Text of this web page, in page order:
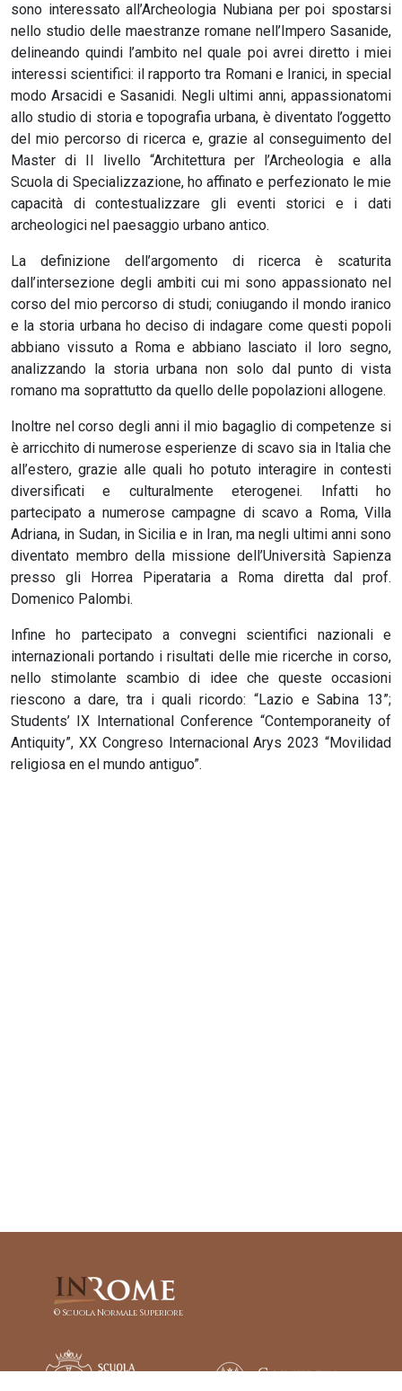
sono interessato all’Archeologia Nubiana per poi spostarsi
nello studio delle maestranze romane nell’Impero Sasanide,
delineando quindi l’ambito nel quale poi avrei diretto i miei
interessi scientifici: il rapporto tra Romani e Iranici, in special
modo Arsacidi e Sasanidi. Negli ultimi anni, appassionatomi
allo studio di storia e topografia urbana, è diventato l’oggetto
del mio percorso di ricerca e, grazie al conseguimento del
Master di II livello “Architettura per l’Archeologia e alla
Scuola di Specializzazione, ho affinato e perfezionato le mie
capacità di contestualizzare gli eventi storici e i dati
archeologici nel paesaggio urbano antico.
La definizione dell’argomento di ricerca è scaturita
dall’intersezione degli ambiti cui mi sono appassionato nel
corso del mio percorso di studi; coniugando il mondo iranico
e la storia urbana ho deciso di indagare come questi popoli
abbiano vissuto a Roma e abbiano lasciato il loro segno,
analizzando la storia urbana non solo dal punto di vista
romano ma soprattutto da quello delle popolazioni allogene.
Inoltre nel corso degli anni il mio bagaglio di competenze si
è arricchito di numerose esperienze di scavo sia in Italia che
all’estero, grazie alle quali ho potuto interagire in contesti
diversificati e culturalmente eterogenei. Infatti ho
partecipato a numerose campagne di scavo a Roma, Villa
Adriana, in Sudan, in Sicilia e in Iran, ma negli ultimi anni sono
diventato membro della missione dell’Università Sapienza
presso gli Horrea Piperataria a Roma diretta dal prof.
Domenico Palombi.
Infine ho partecipato a convegni scientifici nazionali e
internazionali portando i risultati delle mie ricerche in corso,
nello stimolante scambio di idee che queste occasioni
riescono a dare, tra i quali ricordo: “Lazio e Sabina 13”;
Students’ IX International Conference “Contemporaneity of
Antiquity”, XX Congreso Internacional Arys 2023 “Movilidad
religiosa en el mundo antiguo”.
© Scuola Normale Superiore